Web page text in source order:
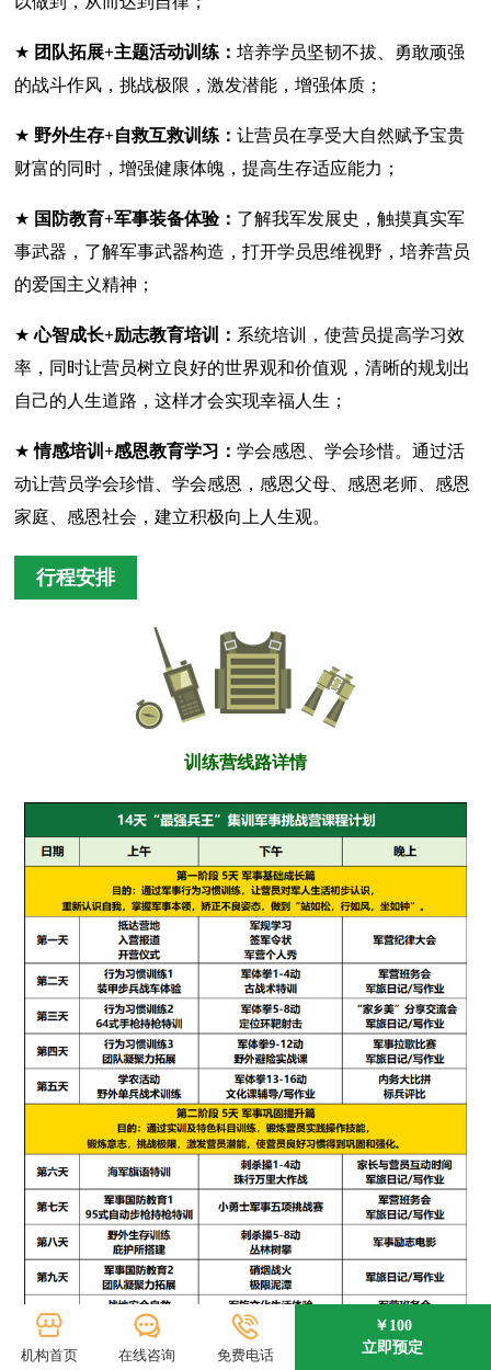
★ 团队拓展+主题活动训练：培养学员坚韧不拔、勇敢顽强
的战斗作风，挑战极限，激发潜能，增强体质；
★ 野外生存+自救互救训练：让营员在享受大自然赋予宝贵
财富的同时，增强健康体魄，提高生存适应能力；
★ 国防教育+军事装备体验： 了解我军发展史，触摸真实军
事武器，了解军事武器构造，打开学员思维视野，培养营员
的爱国主义精神；
★心智成长+励志教育培训： 系统培训，使营员提高学习效
率，同时让营员树立良好的世界观和价值观，清晰的规划出
自己的人生道路，这样才会实现幸福人生；
★情感培训+感恩教育学习：学会感恩、学会珍惜。通过活
动让营员学会珍惜、学会感恩，感恩父母、感恩老师、感恩
家庭、感恩社会，建立积极向上人生观。
行程安排
训练营线路详情
机构首页 在线咨询 免费电话
￥100
立即预定